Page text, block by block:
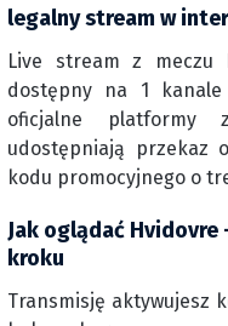
legalny stream w
Live stream z meczu
dostępny na 1
oficjalne
udostępniają przekaz
kodu promocyjnego o
Jak oglądać Hvidovre
kroku
Transmisję aktywujesz